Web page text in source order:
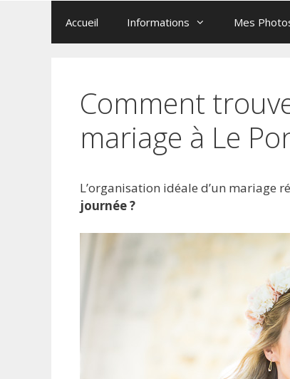
Accueil Informations Mes
Comment
mariage à Le
L’organisation idéale d’un mariage
journée ?